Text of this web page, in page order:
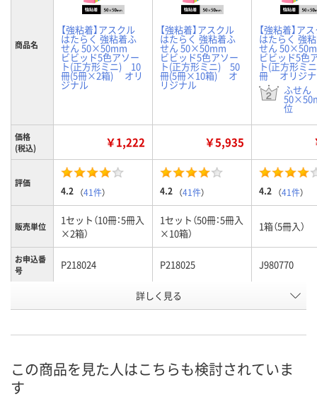
商品名
【強粘着】アスクル
はたらく 強粘着ふ
せん 50×50mm
ビビッド5色アソー
ト(正方形ミニ) 10
冊(5冊×2箱) オリ
ジナル
【強粘着】アスクル
はたらく 強粘着ふ
せん 50×50mm
ビビッド5色アソー
ト(正方形ミニ) 50
冊(5冊×10箱) オ
リジナル
【強粘着】ア
はたらく 強
せん
ビビッド5色
ト(正方形ミ
冊 オリジ
ふせん
位
価格
(税込)
￥1,222 ￥5,935
評価
4.2 （41件） 4.2 （41件） 4.2 （41件）
販売単位
1セット（10冊：5冊入
×2箱）
1セット（50冊：5冊入
×10箱）
1箱（5冊入）
お申込番
号
P218024 P218025 J980770
あり
数量 数量
詳しく見る
この商品を見た人はこちらも検討されていま
す